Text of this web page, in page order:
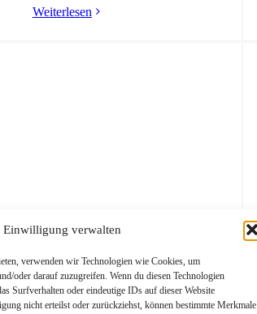
Einwilligung verwalten
verwenden wir Technologien wie Cookies, um
oder darauf zuzugreifen. Wenn du diesen Technologien
Surfverhalten oder eindeutige IDs auf dieser Website
nicht erteilst oder zurückziehst, können bestimmte Merkmale
Weiterlesen